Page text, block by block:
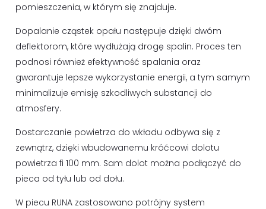
pomieszczenia, w którym się znajduje.
Dopalanie cząstek opału następuje dzięki dwóm
deflektorom, które wydłużają drogę spalin. Proces ten
podnosi również efektywność spalania oraz
gwarantuje lepsze wykorzystanie energii, a tym samym
minimalizuje emisję szkodliwych substancji do
atmosfery.
Dostarczanie powietrza do wkładu odbywa się z
zewnątrz, dzięki wbudowanemu króćcowi dolotu
powietrza fi 100 mm. Sam dolot można podłączyć do
pieca od tyłu lub od dołu.
W piecu RUNA zastosowano potrójny system